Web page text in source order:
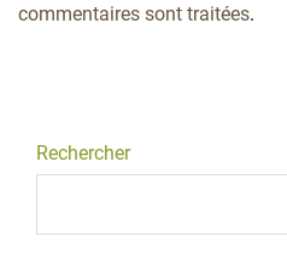
commentaires sont traitées.
Rechercher